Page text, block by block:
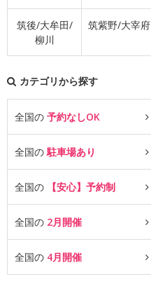
筑後/大牟田/
柳川
筑紫野/大宰府
カテゴリから探す
全国の 予約なしOK
全国の駐車場あり
全国の 【安心】予約制
全国の 2月開催
全国の 4月開催